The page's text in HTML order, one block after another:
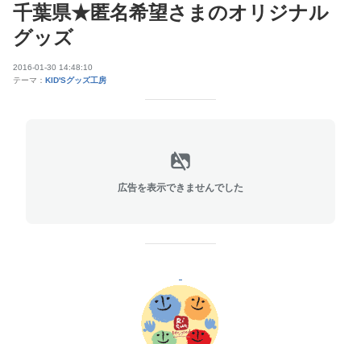
千葉県★匿名希望さまのオリジナル
グッズ
2016-01-30 14:48:10
テーマ： KID'Sグッズ工房
広告を表示できませんでした